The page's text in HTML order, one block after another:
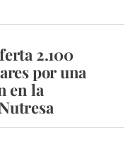
2.100
por una
en la